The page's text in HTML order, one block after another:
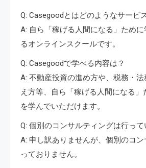
Q: Casegoodとはどのようなサービ
A: 自ら「稼げる人間になる」ため
るオンラインスクールです。
Q: Casegoodで学べる内容は？
A: 不動産投資の進め方や、税務・
え方等、自ら「稼げる人間になる
を学んでいただけます。
Q: 個別のコンサルティングは行って
A: 申し訳ありませんが、個別のコ
っておりません。